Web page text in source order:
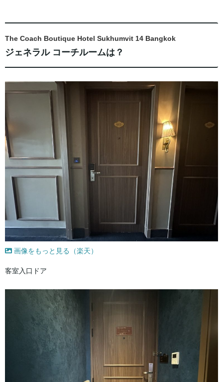
The Coach Boutique Hotel Sukhumvit 14 Bangkok
ジェネラル コーチルームは？
画像をもっと見る（楽天）
客室入口ドア